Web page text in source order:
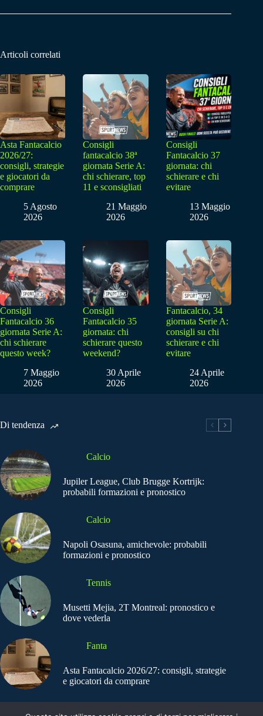
Articoli correlati
Asta Fantacalcio
2026/27:
consigli, strategie
e giocatori da
comprare
5 Agosto
2026
Consigli
fantacalcio 38ª
giornata Serie A:
chi schierare, top
11 e sconsigliati
21 Maggio
2026
Consigli
Fantacalcio 37
giornata: chi
schierare e chi
evitare
13 Maggio
2026
Consigli
Fantacalcio 36
giornata Serie A:
chi schierare
questo week?
7 Maggio
2026
Consigli
Fantacalcio 35
giornata: chi
schierare questo
weekend?
30 Aprile
2026
Fantacalcio, 34
giornata Serie A:
consigli su chi
schierare e chi
evitare
24 Aprile
2026
Di tendenza
Calcio
Jupiler League, Club Brugge Kortrijk:
probabili formazioni e pronostico
Calcio
Napoli Osasuna, amichevole: probabili
formazioni e pronostico
Tennis
Musetti Mejia, 2T Montreal: pronostico e
dove vederla
Fanta
Asta Fantacalcio 2026/27: consigli, strategie
e giocatori da comprare